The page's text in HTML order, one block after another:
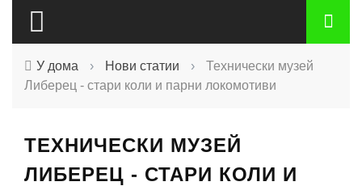
У дома › Нови статии ›
Технически музей
Либерец - стари коли и парни локомотиви
ТЕХНИЧЕСКИ МУЗЕЙ
ЛИБЕРЕЦ - СТАРИ КОЛИ И